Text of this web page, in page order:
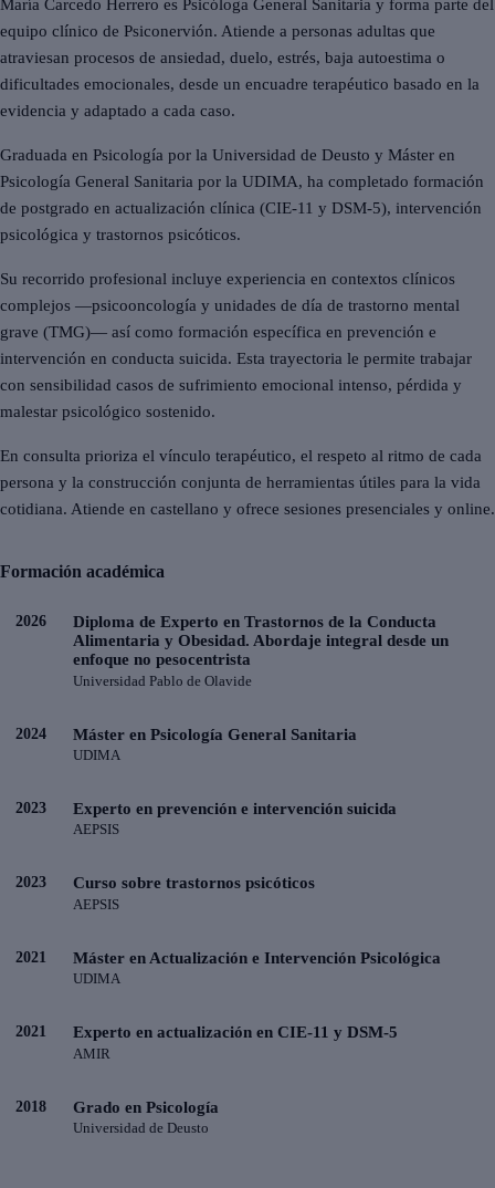
María Carcedo Herrero es Psicóloga General Sanitaria y forma parte del
equipo clínico de Psiconervión. Atiende a personas adultas que
atraviesan procesos de ansiedad, duelo, estrés, baja autoestima o
dificultades emocionales, desde un encuadre terapéutico basado en la
evidencia y adaptado a cada caso.
Graduada en Psicología por la Universidad de Deusto y Máster en
Psicología General Sanitaria por la UDIMA, ha completado formación
de postgrado en actualización clínica (CIE-11 y DSM-5), intervención
psicológica y trastornos psicóticos.
Su recorrido profesional incluye experiencia en contextos clínicos
complejos —psicooncología y unidades de día de trastorno mental
grave (TMG)— así como formación específica en prevención e
intervención en conducta suicida. Esta trayectoria le permite trabajar
con sensibilidad casos de sufrimiento emocional intenso, pérdida y
malestar psicológico sostenido.
En consulta prioriza el vínculo terapéutico, el respeto al ritmo de cada
persona y la construcción conjunta de herramientas útiles para la vida
cotidiana. Atiende en castellano y ofrece sesiones presenciales y online.
Formación académica
2026
Diploma de Experto en Trastornos de la Conducta
Alimentaria y Obesidad. Abordaje integral desde un
enfoque no pesocentrista
Universidad Pablo de Olavide
2024 Máster en Psicología General Sanitaria
UDIMA
2023 Experto en prevención e intervención suicida
AEPSIS
2023 Curso sobre trastornos psicóticos
AEPSIS
2021 Máster en Actualización e Intervención Psicológica
UDIMA
2021 Experto en actualización en CIE-11 y DSM-5
AMIR
2018 Grado en Psicología
Universidad de Deusto